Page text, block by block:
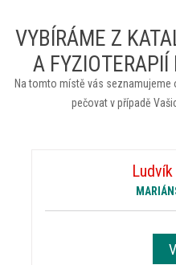
VYBÍRÁME Z
A FYZIOTERAPIÍ
Na tomto místě vás seznamujeme
pečovat v případě